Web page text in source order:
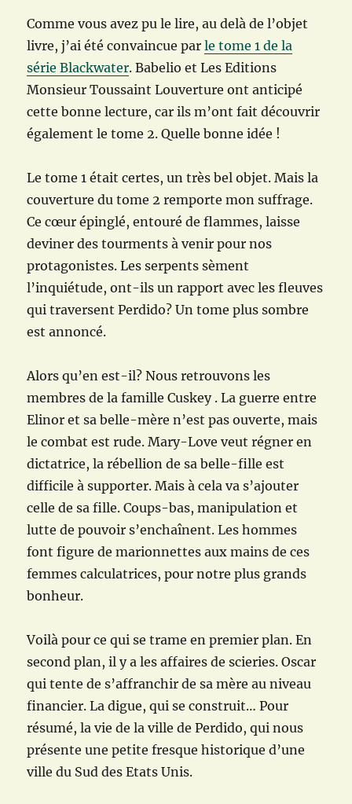
Comme vous avez pu le lire, au delà de l’objet
livre, j’ai été convaincue parle tome 1 de la
série Blackwater. Babelio et Les Editions
Monsieur Toussaint Louverture ont anticipé
cette bonne lecture, car ils m’ont fait découvrir
également le tome 2. Quelle bonne idée !
Le tome 1 était certes, un très bel objet. Mais la
couverture du tome 2 remporte mon suffrage.
Ce cœur épinglé, entouré de flammes, laisse
deviner des tourments à venir pour nos
protagonistes. Les serpents sèment
l’inquiétude, ont-ils un rapport avec les fleuves
qui traversent Perdido? Un tome plus sombre
est annoncé.
Alors qu’en est-il? Nous retrouvons les
membres de la famille Cuskey . La guerre entre
Elinor et sa belle-mère n’est pas ouverte, mais
le combat est rude. Mary-Love veut régner en
dictatrice, la rébellion de sa belle-fille est
difficile à supporter. Mais à cela va s’ajouter
celle de sa fille. Coups-bas, manipulation et
lutte de pouvoir s’enchaînent. Les hommes
font figure de marionnettes aux mains de ces
femmes calculatrices, pour notre plus grands
bonheur.
Voilà pour ce qui se trame en premier plan. En
second plan, il y a les affaires de scieries. Oscar
qui tente de s’affranchir de sa mère au niveau
financier. La digue, qui se construit… Pour
résumé, la vie de la ville de Perdido, qui nous
présente une petite fresque historique d’une
ville du Sud des Etats Unis.